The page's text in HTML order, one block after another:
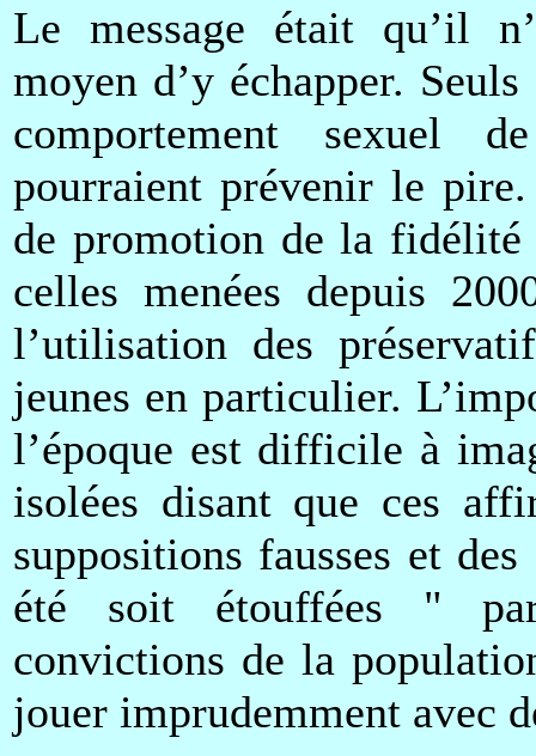
Le message était qu’il
moyen d’y échapper.
comportement sexuel
pourraient prévenir le pire.
de promotion de la fidélité
celles menées depuis
l’utilisation des
jeunes en particulier.
l’époque est difficile à
isolées disant que ces
suppositions fausses et
été soit étouffées "
convictions de la
jouer imprudemment avec